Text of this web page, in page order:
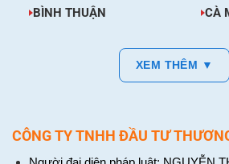
BÌNH THUẬN CÀ
XEM THÊM ▼
CÔNG TY TNHH ĐẦU TƯ